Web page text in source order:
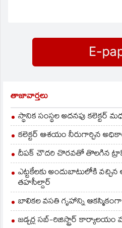
లేదని వారు డిమాండ్‌
విజయమ్మ సిరిసిల్ల
తాజావార్తలు
స్థానిక సంస్థల అదనపు
కలెక్టర్ ఆశయం నీరుగార్చిన
దీపక్ చౌదరి చొరవతో తొలగిన
ఎట్టకేలకు అందుబాటులోకి
తహసీల్దార్
బాలికల వసతి గృహాన్ని
జడ్చర్ల సబ్-రిజిస్ట్రార్ కార్యాలయం